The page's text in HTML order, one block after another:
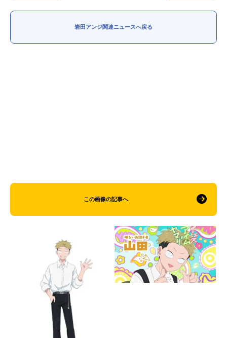
FOLLOW US
岩田アンジ関連ニュースへ戻る
この画像の記事へ